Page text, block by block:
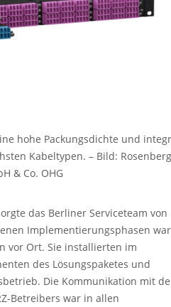
hohe Packungsdichte und
Kabeltypen. – Bild:
& Co. OHG
das Berliner Serviceteam von
Implementierungsphasen
vor Ort. Sie installierten im
des Lösungspaketes und
Die Kommunikation mit
Betreibers war in allen